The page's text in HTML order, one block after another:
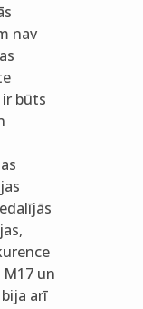
nav
būts
un
arī